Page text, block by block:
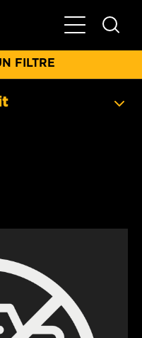
Basculer la
FILTRE